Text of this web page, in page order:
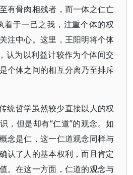
有骨肉相残者，而一体之仁亡
着于一己之我，注重个体的权
注中心。这里，王阳明将个体
认为以利益计较作为个体间交
个体之间的相互分离乃至排斥
统哲学虽然较少直接以人的权
，但是却有“仁道”的观念。如
念是仁，这一仁道观念同样与
认了人的基本权利，而且肯定
。在这一方面，仁道的观念与